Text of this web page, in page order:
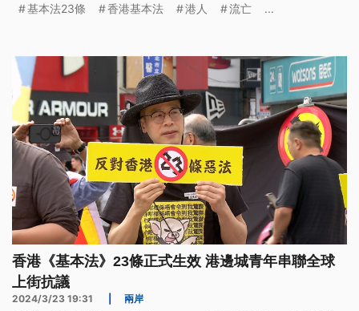
濟無後顧之憂。
基本法23條 香港基本法 港人 流亡 ...
香港《基本法》23條正式生效 港邊城青年串聯全球
上街抗議
2024/3/23 19:31 兩岸